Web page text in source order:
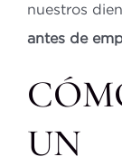
nuestros
antes de
UN